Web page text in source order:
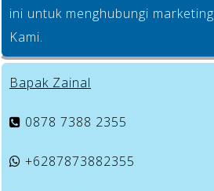
ini untuk menghubungi marketing
Kami.
Bapak Zainal
0878 7388 2355
+6287873882355